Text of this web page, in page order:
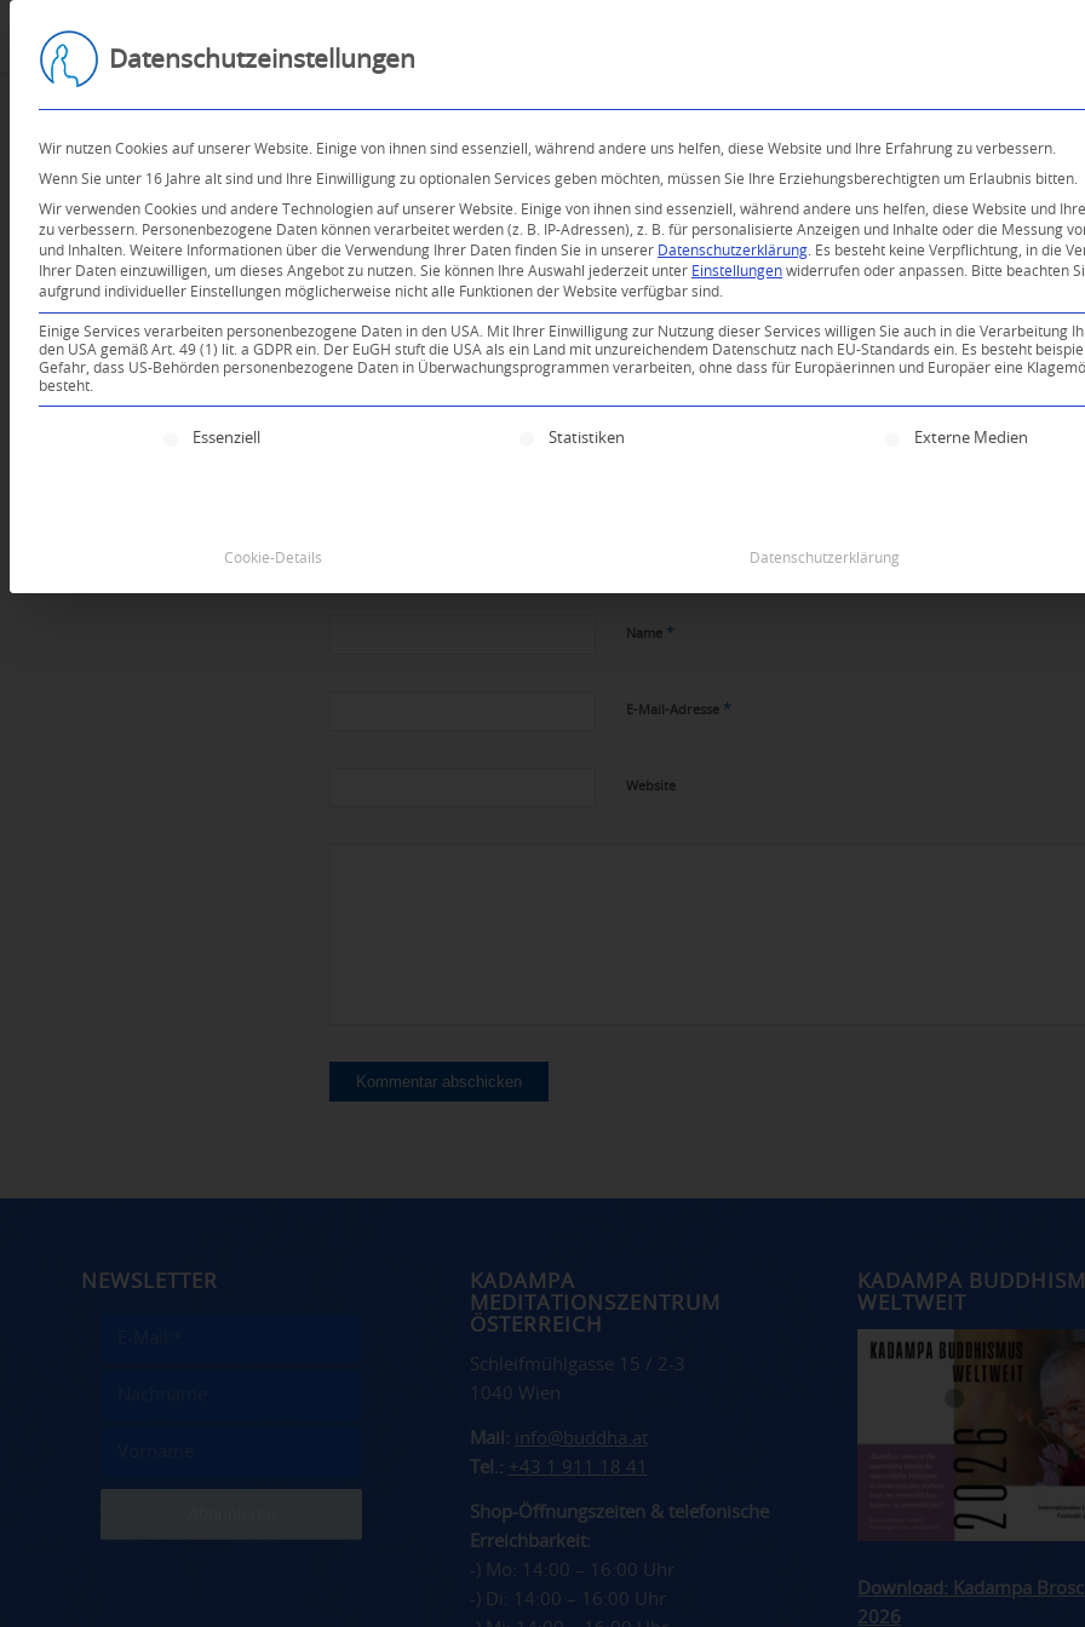
0
Name *
E-Mail-Adresse *
Website
NEWSLETTER
KADAMPA
MEDITATIONSZENTRUM
ÖSTERREICH
Schleifmühlgasse 15 / 2-3
1040 Wien
Mail: info@buddha.at
Tel.: +43 1 911 18 41
Shop-Öffnungszeiten & telefonische
Erreichbarkeit:
-) Mo: 14:00 – 16:00 Uhr
-) Di: 14:00 – 16:00 Uhr
KADAMPA
WELTWEIT
Download: Kadampa
2026
Datenschutzeinstellungen
Wir nutzen Cookies auf unserer Website. Einige von ihnen sind essenziell, während andere uns helfen, diese Website und Ihre Erfahrung zu verbessern.
Wenn Sie unter 16 Jahre alt sind und Ihre Einwilligung zu optionalen Services geben möchten, müssen Sie Ihre Erziehungsberechtigten um Erlaubnis bitten.
Wir verwenden Cookies und andere Technologien auf unserer Website. Einige von ihnen sind essenziell, während andere uns helfen, diese Website und
zu verbessern.
Personenbezogene Daten können verarbeitet werden (z. B. IP-Adressen), z. B. für personalisierte Anzeigen und Inhalte oder die Messung
und Inhalten. Weitere Informationen über die Verwendung Ihrer Daten finden Sie in unserer Datenschutzerklärung
Es besteht keine Verpflichtung, in die
Ihrer Daten einzuwilligen, um dieses Angebot zu nutzen. Sie können Ihre Auswahl jederzeit unter Einstellungen widerrufen oder anpassen.
Bitte beachten
aufgrund individueller Einstellungen möglicherweise nicht alle Funktionen der Website verfügbar sind.
Einige Services verarbeiten personenbezogene Daten in den USA. Mit Ihrer Einwilligung zur Nutzung dieser Services willigen Sie auch in die Verarbeitung
den USA gemäß Art. 49 (1) lit. a GDPR ein. Der EuGH stuft die USA als ein Land mit unzureichendem Datenschutz nach EU-Standards ein. Es besteht
Gefahr, dass US-Behörden personenbezogene Daten in Überwachungsprogrammen verarbeiten, ohne dass für Europäerinnen und Europäer eine
besteht.
Es folgt eine Liste der Service-Gruppen, für die eine Einwilligung erteilt werden kann. Die erste
Essenziell Statistiken Externe Medien
Cookie-Details Datenschutzerklärung